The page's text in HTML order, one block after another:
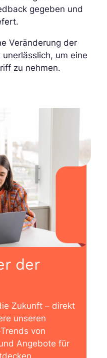
gegeben und
Veränderung der
um eine
zu nehmen.
der
Zukunft – direkt
unseren
von
Angebote für